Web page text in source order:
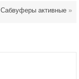
Сабвуферы активные »